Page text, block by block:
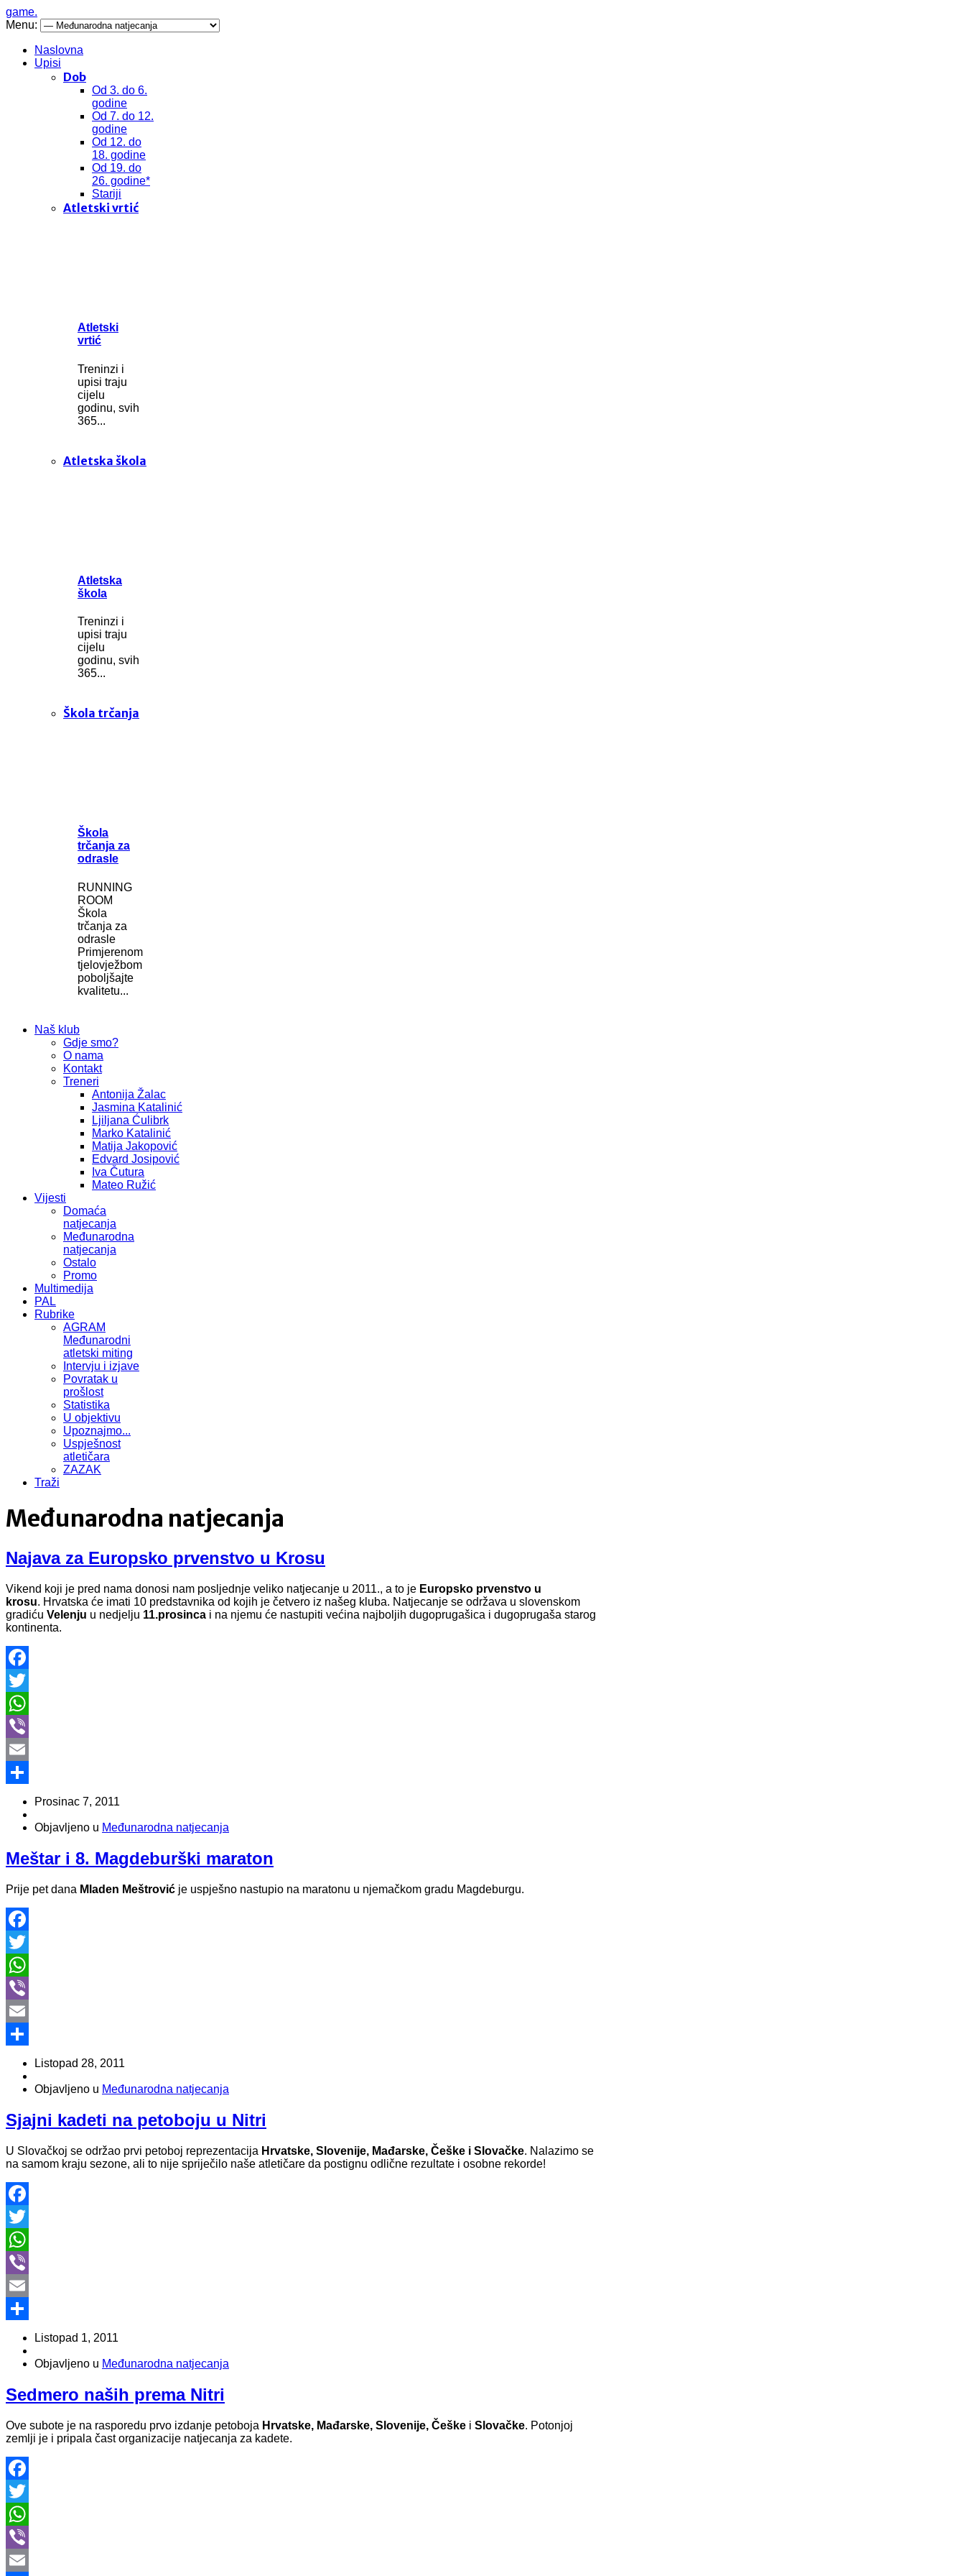
game.
Menu:
Naslovna
Upisi
Dob
Od 3. do 6.
godine
Od 7. do 12.
godine
Od 12. do
18. godine
Od 19. do
26. godine*
Stariji
Atletski vrtić
Atletski
vrtić
Treninzi i
upisi traju
cijelu
godinu, svih
365...
Atletska škola
Atletska
škola
Treninzi i
upisi traju
cijelu
godinu, svih
365...
Škola trčanja
Škola
trčanja za
odrasle
RUNNING
ROOM
Škola
trčanja za
odrasle
Primjerenom
tjelovježbom
poboljšajte
kvalitetu...
Naš klub
Gdje smo?
O nama
Kontakt
Treneri
Antonija Žalac
Jasmina Katalinić
Ljiljana Ćulibrk
Marko Katalinić
Matija Jakopović
Edvard Josipović
Iva Čutura
Mateo Ružić
Vijesti
Domaća
natjecanja
Međunarodna
natjecanja
Ostalo
Promo
Multimedija
PAL
Rubrike
AGRAM
Međunarodni
atletski miting
Intervju i izjave
Povratak u
prošlost
Statistika
U objektivu
Upoznajmo...
Uspješnost
atletičara
ZAZAK
Traži
Međunarodna natjecanja
Najava za Europsko prvenstvo u Krosu
Vikend koji je pred nama donosi nam posljednje veliko natjecanje u 2011., a to je Europsko prvenstvo u
krosu. Hrvatska će imati 10 predstavnika od kojih je četvero iz našeg kluba. Natjecanje se održava u slovenskom
gradiću Velenju u nedjelju 11.prosinca i na njemu će nastupiti većina najboljih dugoprugašica i dugoprugaša starog
kontinenta.
Facebook
Twitter
WhatsApp
Viber
Email
Share
Prosinac 7, 2011
Objavljeno u Međunarodna natjecanja
Meštar i 8. Magdeburški maraton
Prije pet dana Mladen Meštrović je uspješno nastupio na maratonu u njemačkom gradu Magdeburgu.
Facebook
Twitter
WhatsApp
Viber
Email
Share
Listopad 28, 2011
Objavljeno u Međunarodna natjecanja
Sjajni kadeti na petoboju u Nitri
U Slovačkoj se održao prvi petoboj reprezentacija Hrvatske, Slovenije, Mađarske, Češke i Slovačke. Nalazimo se
na samom kraju sezone, ali to nije spriječilo naše atletičare da postignu odlične rezultate i osobne rekorde!
Facebook
Twitter
WhatsApp
Viber
Email
Share
Listopad 1, 2011
Objavljeno u Međunarodna natjecanja
Sedmero naših prema Nitri
Ove subote je na rasporedu prvo izdanje petoboja Hrvatske, Mađarske, Slovenije, Češke i Slovačke. Potonjoj
zemlji je i pripala čast organizacije natjecanja za kadete.
Facebook
Twitter
WhatsApp
Viber